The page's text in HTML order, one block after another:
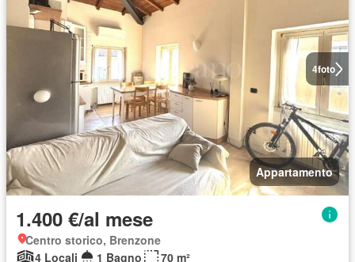
4foto
Appartamento
1.400 €/al mese
Centro storico, Brenzone
4 Locali
1 Bagno
70 m²